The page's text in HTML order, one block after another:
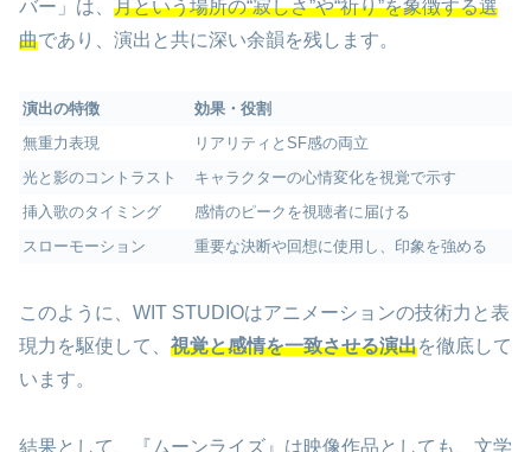
バー」は、 月という場所の“寂しさ”や“祈り”を象徴する選
曲であり、演出と共に深い余韻を残します。
演出の特徴
効果・役割
無重力表現
リアリティとSF感の両立
光と影のコントラスト
キャラクターの心情変化を視覚で示す
挿入歌のタイミング
感情のピークを視聴者に届ける
スローモーション
重要な決断や回想に使用し、印象を強める
このように、WIT STUDIOはアニメーションの技術力と表
現力を駆使して、 視覚と感情を一致させる演出を徹底して
います。
結果として、『ムーンライズ』は映像作品としても、文学